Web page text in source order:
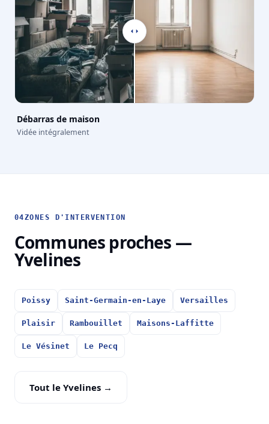
Débarras de maison
Vidée intégralement
04ZONES D'INTERVENTION
Communes proches —
Yvelines
Poissy Saint-Germain-en-Laye Versailles
Plaisir Rambouillet Maisons-Laffitte
Le Vésinet Le Pecq
Tout le Yvelines →